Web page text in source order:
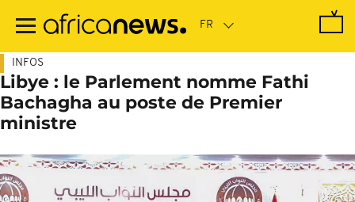
contenu
INFOS
Libye : le Parlement nomme Fathi
Bachagha au poste de Premier
ministre